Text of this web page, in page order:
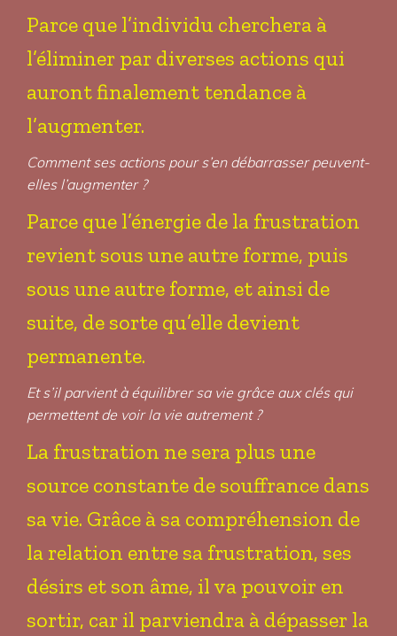
Parce que l’individu cherchera à
l’éliminer par diverses actions qui
auront finalement tendance à
l’augmenter.
Comment ses actions pour s’en débarrasser peuvent-
elles l’augmenter ?
Parce que l’énergie de la frustration
revient sous une autre forme, puis
sous une autre forme, et ainsi de
suite, de sorte qu’elle devient
permanente.
Et s’il parvient à équilibrer sa vie grâce aux clés qui
permettent de voir la vie autrement ?
La frustration ne sera plus une
source constante de souffrance dans
sa vie. Grâce à sa compréhension de
la relation entre sa frustration, ses
désirs et son âme, il va pouvoir en
sortir, car il parviendra à dépasser la